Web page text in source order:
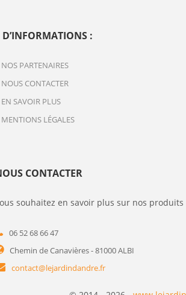
D’INFORMATIONS :
NOS PARTENAIRES
NOUS CONTACTER
EN SAVOIR PLUS
MENTIONS LÉGALES
CONTACTER
souhaitez en savoir plus sur nos
06 52 68 66 47
Chemin de Canavières - 81000 ALBI
contact@lejardindandre.fr